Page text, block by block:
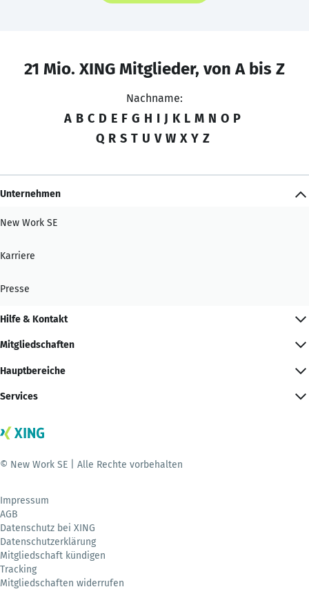
21 Mio. XING Mitglieder, von A bis Z
Nachname:
A B C D E F G H I J K L M N O P
Q R S T U V W X Y Z
Unternehmen
New Work SE
Karriere
Presse
Hilfe & Kontakt
Mitgliedschaften
Hauptbereiche
Services
© New Work SE | Alle Rechte vorbehalten
Impressum
AGB
Datenschutz bei XING
Datenschutzerklärung
Mitgliedschaft kündigen
Tracking
Mitgliedschaften widerrufen